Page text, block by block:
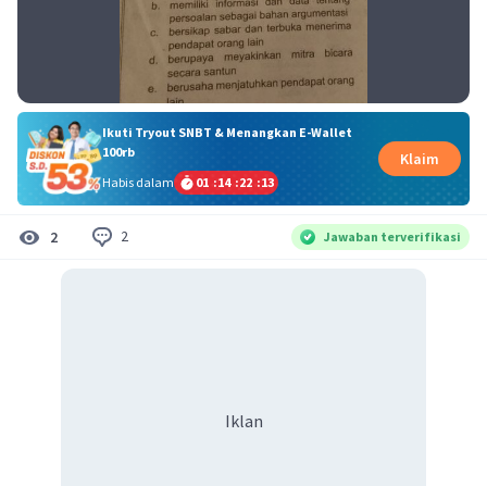
Ikuti Tryout SNBT & Menangkan E-Wallet
100rb
Habis dalam
01 :14 :22 :13
Klaim
2 2 Jawaban terverifikasi
Iklan